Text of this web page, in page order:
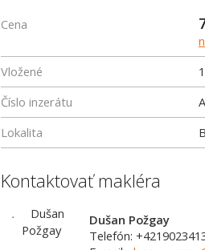
Cena
Vložené
Číslo inzerátu
Lokalita
Kontaktovať makléra
Dušan Požgay
Telefón: